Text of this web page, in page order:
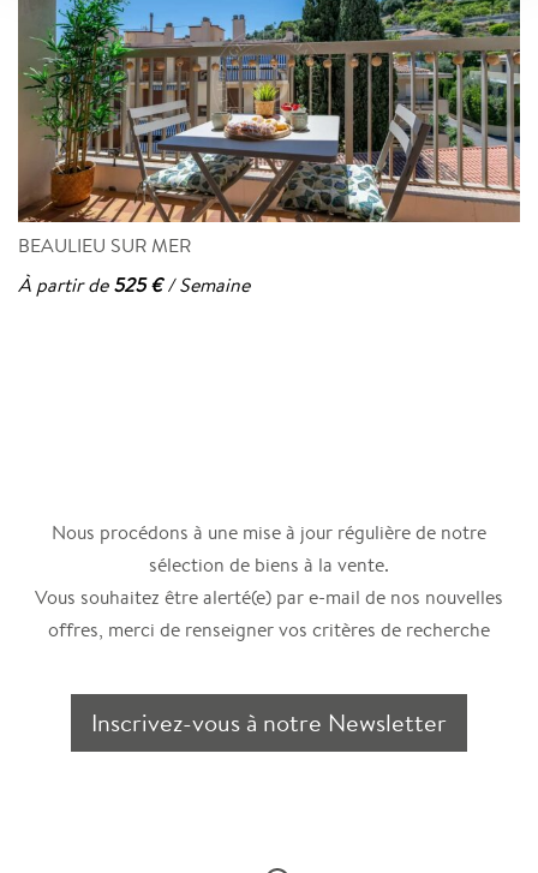
BEAULIEU SUR MER
À partir de525 €/ Semaine
Nous procédons à une mise à jour régulière de notre
sélection de biens à la vente.
Vous souhaitez être alerté(e) par e-mail de nos nouvelles
offres, merci de renseigner vos critères de recherche
Inscrivez-vous à notre Newsletter